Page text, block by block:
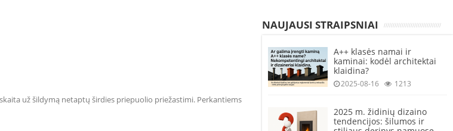
už šildymą netaptų širdies priepuolio priežastimi. Perkantiems
NAUJAUSI STRAIPSNIAI
A++ klasės namai ir
kaminai: kodėl architektai
klaidina?
2025-08-16 1213
2025 m. židinių dizaino
tendencijos: šilumos ir